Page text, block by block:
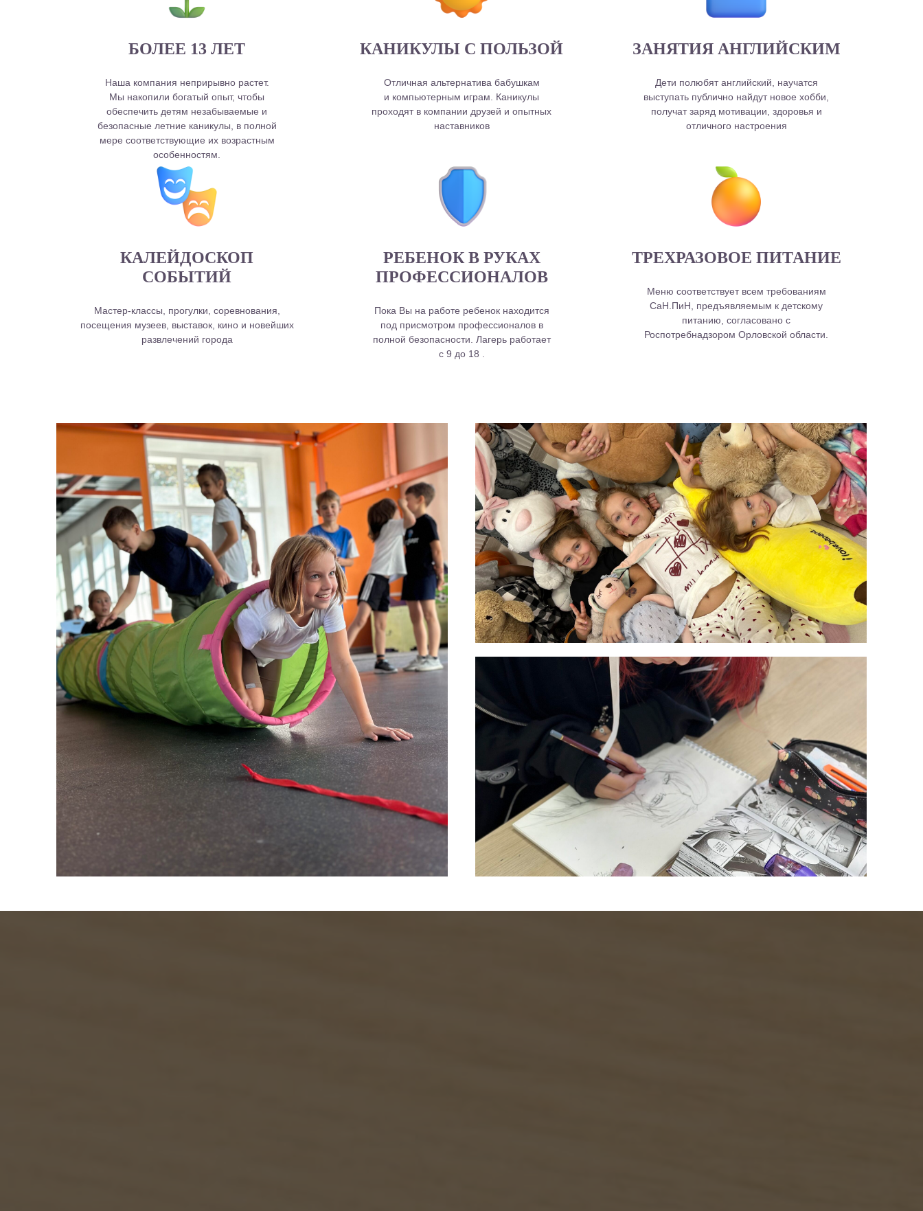
БОЛЕЕ 13 ЛЕТ
Наша компания неприрывно растет.
Мы накопили богатый опыт, чтобы
обеспечить детям незабываемые и
безопасные летние каникулы, в полной
мере соответствующие их возрастным
особенностям.
КАНИКУЛЫ С ПОЛЬЗОЙ
Отличная альтернатива бабушкам
и компьютерным играм. Каникулы
проходят в компании друзей и опытных
наставников
ЗАНЯТИЯ АНГЛИЙСКИМ
Дети полюбят английский, научатся
выступать публично найдут новое хобби,
получат заряд мотивации, здоровья и
отличного настроения
КАЛЕЙДОСКОП
СОБЫТИЙ
Мастер-классы, прогулки, соревнования,
посещения музеев, выставок, кино и новейших
развлечений города
РЕБЕНОК В РУКАХ
ПРОФЕССИОНАЛОВ
Пока Вы на работе ребенок находится
под присмотром профессионалов в
полной безопасности. Лагерь работает
с 9 до 18 .
ТРЕХРАЗОВОЕ ПИТАНИЕ
Меню соответствует всем требованиям
СаН.ПиН, предъявляемым к детскому
питанию, согласовано с
Роспотребнадзором Орловской области.